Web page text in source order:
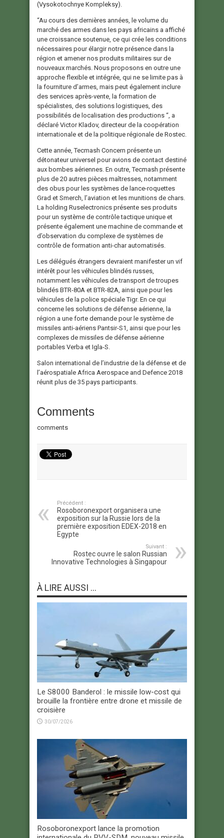
(Vysokotochnye Kompleksy).
“Au cours des dernières années, le volume du
marché des armes dans les pays africains a affiché
une croissance soutenue, ce qui crée les conditions
nécessaires pour élargir notre présence dans la
région et amener nos produits militaires sur de
nouveaux marchés. Nous proposons en outre une
approche flexible et intégrée, qui ne se limite pas à
la fourniture d’armes, mais peut également inclure
des services après-vente, la formation de
spécialistes, des solutions logistiques, des
possibilités de localisation des productions “, a
déclaré Victor Kladov, directeur de la coopération
internationale et de la politique régionale de Rostec.
Cette année, Tecmash Concern présente un
détonateur universel pour avions de contact destiné
aux bombes aériennes. En outre, Tecmash présente
plus de 20 autres pièces maîtresses, notamment
des obus pour les systèmes de lance-roquettes
Grad et Smerch, l’aviation et les munitions de chars.
La holding Ruselectronics présente ses produits
pour un système de contrôle tactique unique et
présente également une machine de commande et
d’observation du complexe de systèmes de
contrôle de formation anti-char automatisés.
Les délégués étrangers devraient manifester un vif
intérêt pour les véhicules blindés russes,
notamment les véhicules de transport de troupes
blindés BTR-80A et BTR-82A, ainsi que pour les
véhicules de la police spéciale Tigr. En ce qui
concerne les solutions de défense aérienne, la
région a une forte demande pour le système de
missiles anti-aériens Pantsir-S1, ainsi que pour les
complexes de missiles de défense aérienne
portables Verba et Igla-S.
Salon international de l’industrie de la défense et de
l’aérospatiale Africa Aerospace and Defence 2018
réunit plus de 35 pays participants.
Comments
comments
Précédent :
Rosoboronexport organisera une
exposition sur la Russie lors de la
première exposition EDEX-2018 en
Egypte
Suivant :
Rostec ouvre le salon Russian
Innovative Technologies à Singapour
À LIRE AUSSI ...
Le S8000 Banderol : le missile low-cost qui
brouille la frontière entre drone et missile de
croisière
30/07/2026
Rosoboronexport lance la promotion